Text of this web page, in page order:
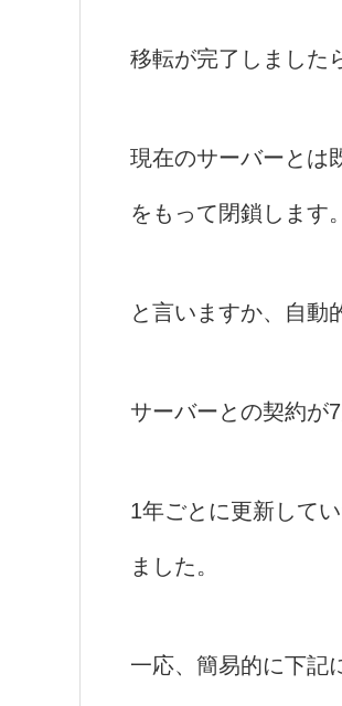
移転が完了しました
現在のサーバーとは
をもって閉鎖します。
と言いますか、自動
サーバーとの契約が
1年ごとに更新して
ました。
一応、簡易的に下記